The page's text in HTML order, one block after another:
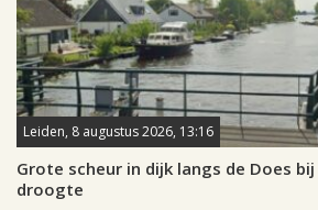
Leiden, 8 augustus 2026, 13:16
Grote scheur in dijk langs de Does
droogte